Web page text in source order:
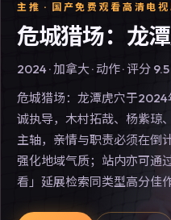
主推 · 国产免费观看高清电
危城猎场：龙
2024·加拿大 · 动作· 评分 9.5
危城猎场：龙潭虎穴于
诚执导，木村拓哉、杨紫琼
主轴，亲情与职责必须在倒
强化地域气质；站内亦可通
看」延展检索同类型高分佳